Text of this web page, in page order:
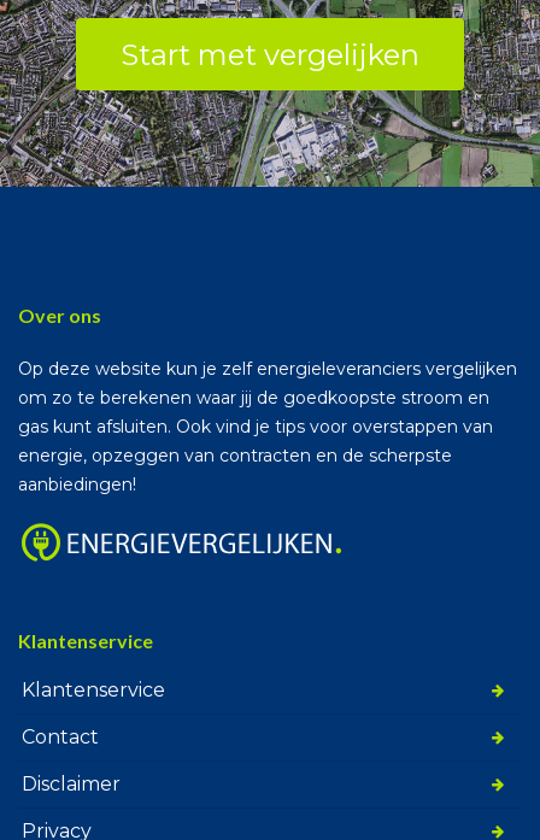
Start met vergelijken
Over ons
Op deze website kun je zelf energieleveranciers vergelijken
om zo te berekenen waar jij de goedkoopste stroom en
gas kunt afsluiten. Ook vind je tips voor overstappen van
energie, opzeggen van contracten en de scherpste
aanbiedingen!
Klantenservice
Klantenservice
Contact
Disclaimer
Privacy